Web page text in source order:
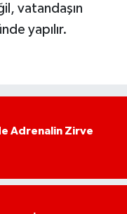
vatandaşın
yapılır.
Adrenalin Zirve